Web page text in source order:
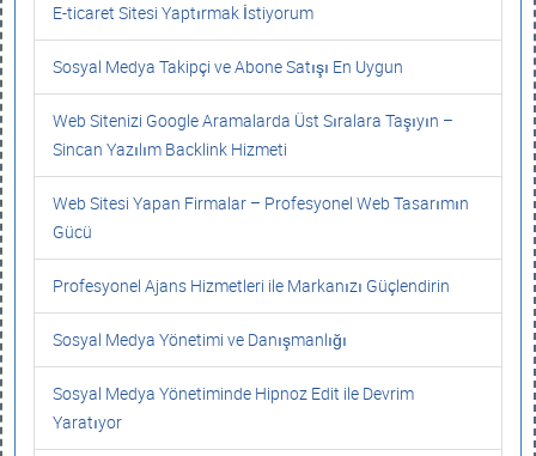
E-ticaret Sitesi Yaptırmak İstiyorum
Sosyal Medya Takipçi ve Abone Satışı En Uygun
Web Sitenizi Google Aramalarda Üst Sıralara Taşıyın –
Sincan Yazılım Backlink Hizmeti
Web Sitesi Yapan Firmalar – Profesyonel Web Tasarımın
Gücü
Profesyonel Ajans Hizmetleri ile Markanızı Güçlendirin
Sosyal Medya Yönetimi ve Danışmanlığı
Sosyal Medya Yönetiminde Hipnoz Edit ile Devrim
Yaratıyor